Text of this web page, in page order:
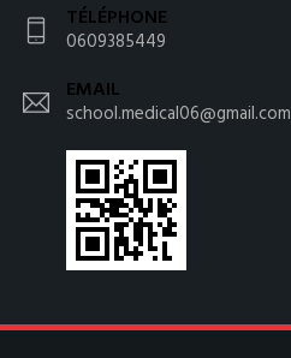
TÉLÉPHONE
0609385449
EMAIL
school.medical06@gmail.com